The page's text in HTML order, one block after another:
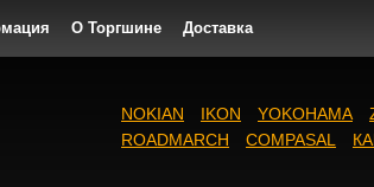
О Торгшине Доставка
NOKIAN IKON YOKOHAMA
ROADMARCH
COMPASAL